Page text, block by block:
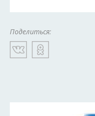
Поделиться: